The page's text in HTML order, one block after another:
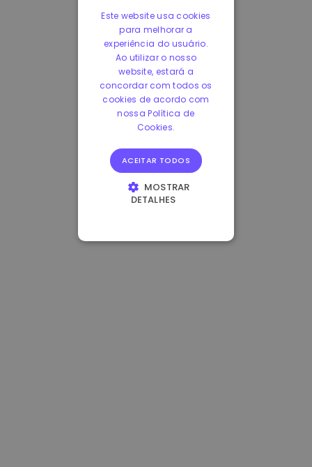
Este website usa cookies
para melhorar a
experiência do usuário.
Ao utilizar o nosso
website, estará a
concordar com todos os
cookies de acordo com
nossa Política de
Cookies.
ACEITAR TODOS
MOSTRAR
DETALHES